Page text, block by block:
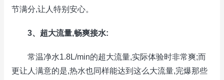
节满分,让人特别安心。
3、超大流量,畅爽接水:
常温净水1.8L/min的超大流量,实际体验时非常爽;而
更让人满意的是,热水也同样能达到这么大流量,完爆那些